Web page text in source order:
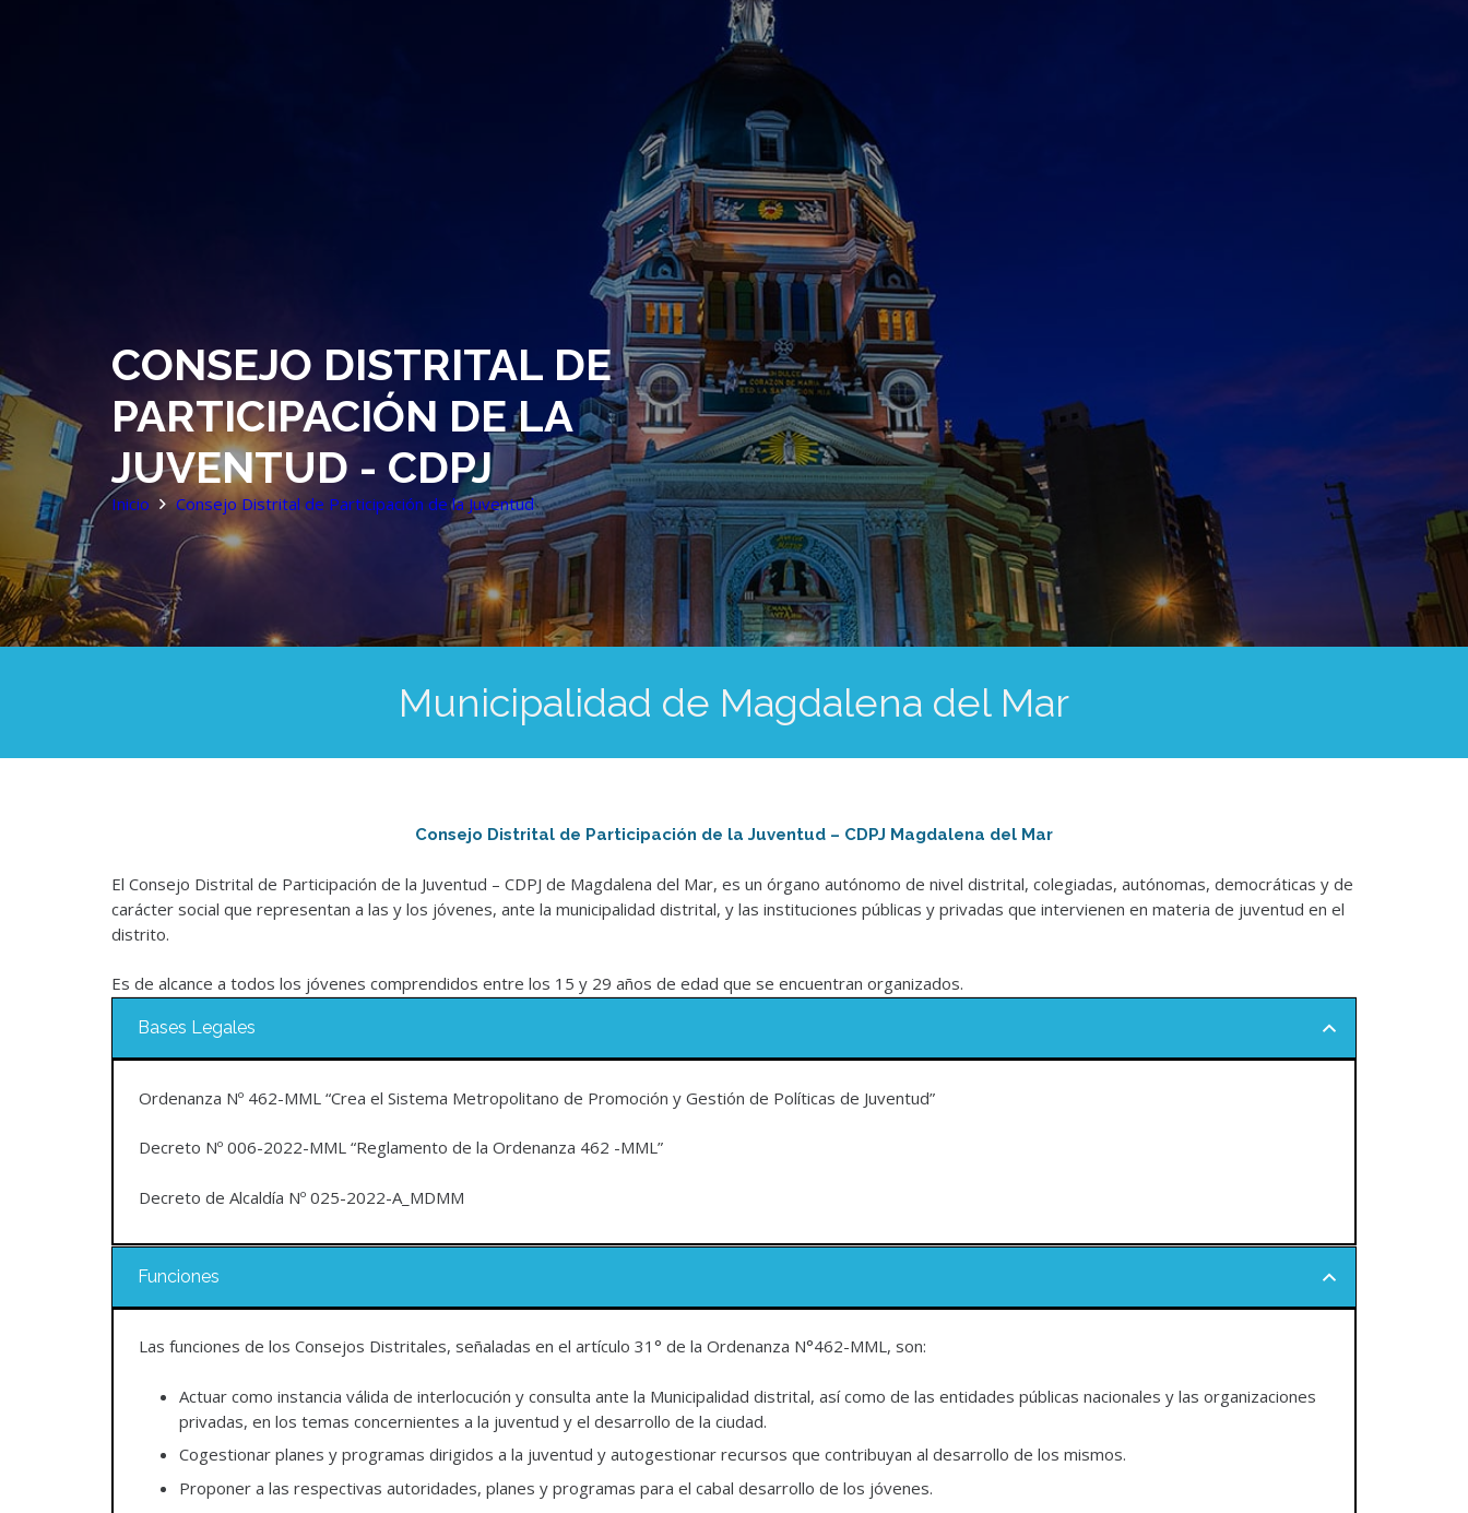
CONSEJO DISTRITAL DE
PARTICIPACIÓN DE LA
JUVENTUD - CDPJ
Inicio Consejo Distrital de Participación de la Juventud
Municipalidad de Magdalena del Mar
Consejo Distrital de Participación de la Juventud – CDPJ Magdalena del Mar
El Consejo Distrital de Participación de la Juventud – CDPJ de Magdalena del Mar, es un órgano autónomo de nivel distrital, colegiadas, autónomas, democráticas y de
carácter social que representan a las y los jóvenes, ante la municipalidad distrital, y las instituciones públicas y privadas que intervienen en materia de juventud en el
distrito.
Es de alcance a todos los jóvenes comprendidos entre los 15 y 29 años de edad que se encuentran organizados.
Bases Legales
Ordenanza Nº 462-MML “Crea el Sistema Metropolitano de Promoción y Gestión de Políticas de Juventud”
Decreto Nº 006-2022-MML “Reglamento de la Ordenanza 462 -MML”
Decreto de Alcaldía Nº 025-2022-A_MDMM
Funciones
Las funciones de los Consejos Distritales, señaladas en el artículo 31° de la Ordenanza N°462-MML, son:
Actuar como instancia válida de interlocución y consulta ante la Municipalidad distrital, así como de las entidades públicas nacionales y las organizaciones
privadas, en los temas concernientes a la juventud y el desarrollo de la ciudad.
Cogestionar planes y programas dirigidos a la juventud y autogestionar recursos que contribuyan al desarrollo de los mismos.
Proponer a las respectivas autoridades, planes y programas para el cabal desarrollo de los jóvenes.